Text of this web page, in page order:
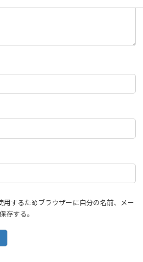
用するためブラウザーに自分の名前、メー
存する。